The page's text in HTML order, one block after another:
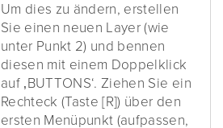
Um dies zu ändern, erstellen
Sie einen neuen Layer (wie
unter Punkt 2) und bennen
diesen mit einem Doppelklick
auf ‚BUTTONS‘. Ziehen Sie ein
Rechteck (Taste [R]) über den
ersten Menüpunkt (aufpassen,